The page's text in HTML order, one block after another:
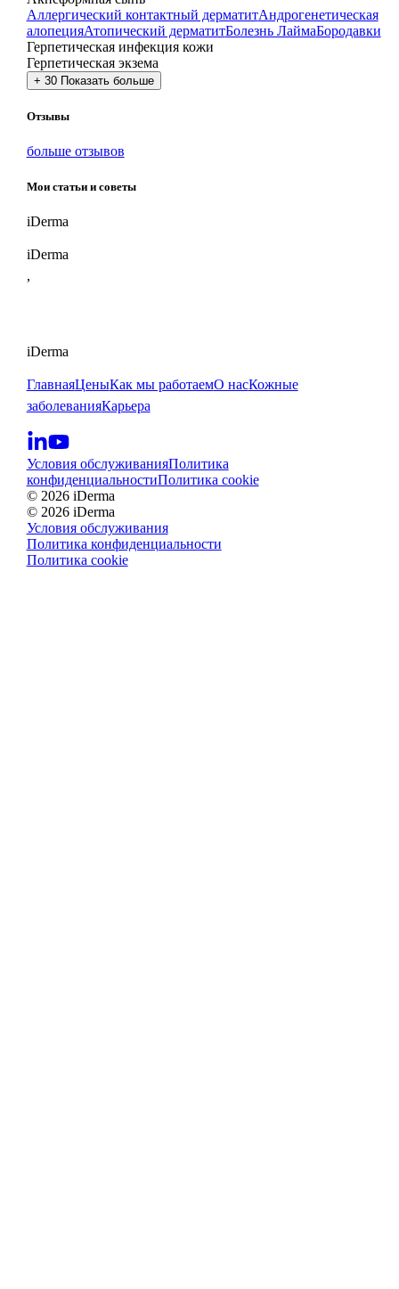
Аллергический контактный дерматитАндрогенетическая
алопецияАтопический дерматитБолезнь ЛаймаБородавки
Герпетическая инфекция кожи
Герпетическая экзема
+ 30 Показать больше
Отзывы
больше отзывов
Мои статьи и советы
iDerma
iDerma
,
iDerma
ГлавнаяЦеныКак мы работаемО насКожные
заболеванияКарьера
Условия обслуживанияПолитика
конфиденциальностиПолитика cookie
© 2026 iDerma
© 2026 iDerma
Условия обслуживания
Политика конфиденциальности
Политика cookie